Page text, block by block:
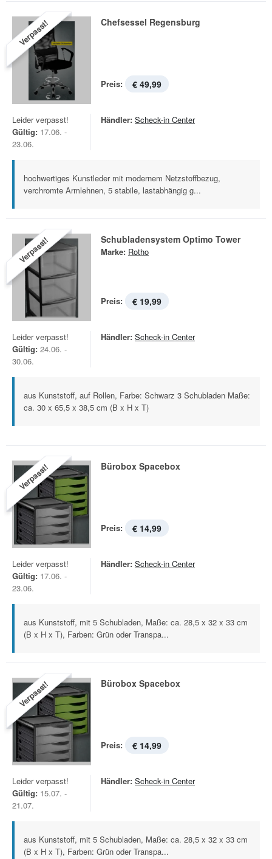
Verpasst! Chefsessel Regensburg
Preis: € 49,99
Leider verpasst!
Gültig: 17.06. -
23.06.
Händler: Scheck-in Center
hochwertiges Kunstleder mit modernem Netzstoffbezug,
verchromte Armlehnen, 5 stabile, lastabhängig g...
Verpasst! Schubladensystem Optimo Tower
Marke: Rotho
Preis: € 19,99
Leider verpasst!
Gültig: 24.06. -
30.06.
Händler: Scheck-in Center
aus Kunststoff, auf Rollen, Farbe: Schwarz 3 Schubladen Maße:
ca. 30 x 65,5 x 38,5 cm (B x H x T)
Verpasst! Bürobox Spacebox
Preis: € 14,99
Leider verpasst!
Gültig: 17.06. -
23.06.
Händler: Scheck-in Center
aus Kunststoff, mit 5 Schubladen, Maße: ca. 28,5 x 32 x 33 cm
(B x H x T), Farben: Grün oder Transpa...
Verpasst! Bürobox Spacebox
Preis: € 14,99
Leider verpasst!
Gültig: 15.07. -
21.07.
Händler: Scheck-in Center
aus Kunststoff, mit 5 Schubladen, Maße: ca. 28,5 x 32 x 33 cm
(B x H x T), Farben: Grün oder Transpa...